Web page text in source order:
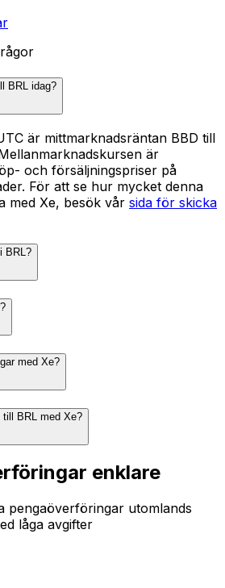
BRL idag?
är mittmarknadsräntan BBD till
är
och försäljningspriser på
För att se hur mycket denna
med Xe, besök vår sida för skicka
BRL?
med Xe?
BRL med Xe?
enklare
pengaöverföringar utomlands
låga avgifter